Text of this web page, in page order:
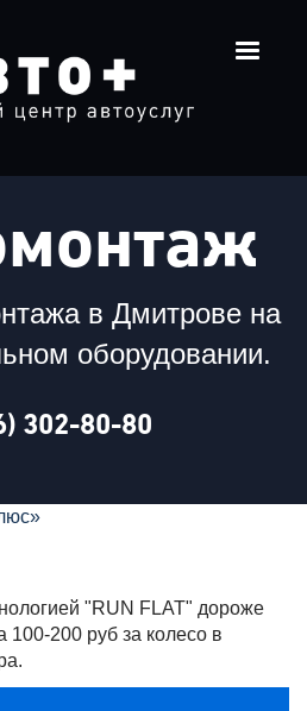
в Дмитрове на
оборудовании.
302-80-80
"RUN FLAT" дороже
100-200 руб за колесо в